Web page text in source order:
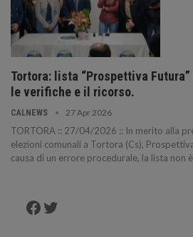
Tortora: lista “Prospettiva
le verifiche e il ricorso.
CALNEWS 27 Apr 2026
TORTORA :: 27/04/2026 :: In merito alla
elezioni comunali a Tortora (Cs),
causa di un errore procedurale, la lista non
Facebook
Twitter